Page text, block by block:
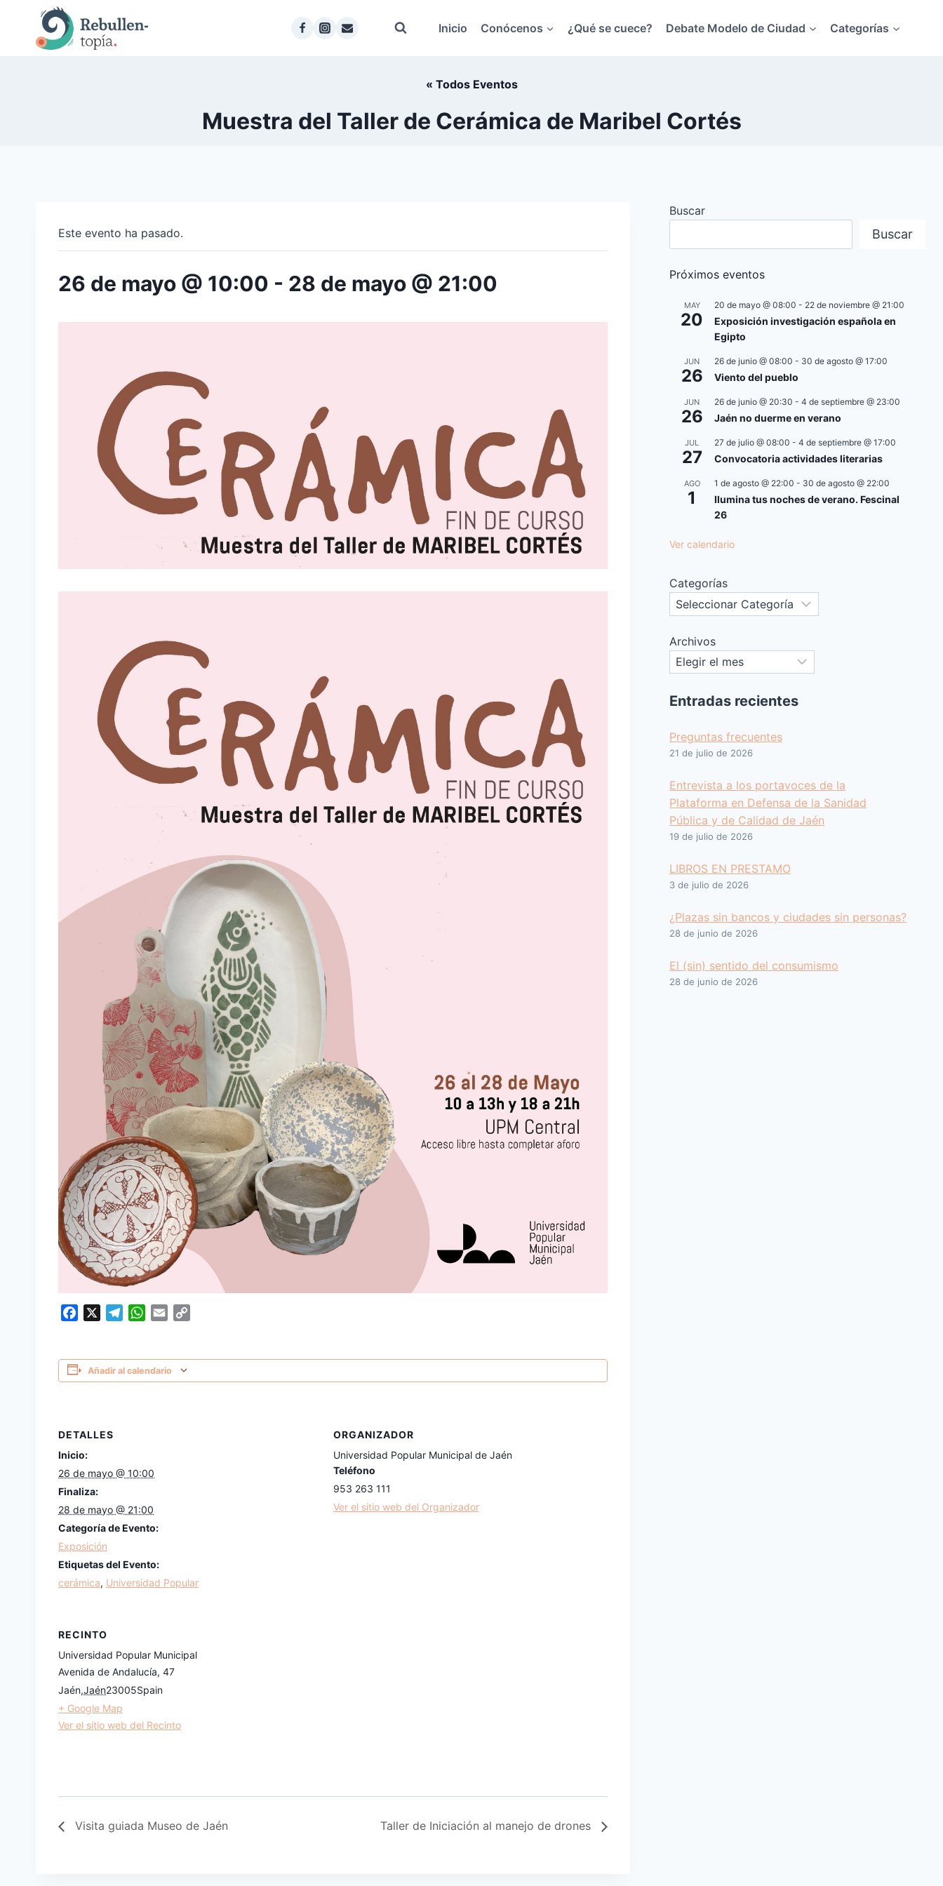
contenido
Inicio Conócenos ¿Qué se cuece? Debate Modelo de Ciudad Categorías
« Todos Eventos
Muestra del Taller de Cerámica de Maribel Cortés
Este evento ha pasado.
26 de mayo @ 10:00 - 28 de mayo @ 21:00
Facebook TelegramWhatsApp
Email
Añadir al calendario
DETALLES
Inicio:
26 de mayo @ 10:00
Finaliza:
28 de mayo @ 21:00
Categoría de Evento:
Exposición
Etiquetas del Evento:
cerámica, Universidad Popular
ORGANIZADOR
Universidad Popular Municipal de Jaén
Teléfono
953 263 111
Ver el sitio web del Organizador
RECINTO
Universidad Popular Municipal
Avenida de Andalucía, 47
Jaén,Jaén23005Spain
+ Google Map
Ver el sitio web del Recinto
Visita guiada Museo de Jaén Taller de Iniciación al manejo de drones
Buscar
Buscar
Próximos eventos
MAY
20
20 de mayo @ 08:00 - 22 de noviembre @ 21:00
Exposición investigación española en
Egipto
JUN
26
26 de junio @ 08:00 - 30 de agosto @ 17:00
Viento del pueblo
JUN
26
26 de junio @ 20:30 -4 de septiembre @ 23:00
Jaén no duerme en verano
JUL
27
27 de julio @ 08:00 -4 de septiembre @ 17:00
Convocatoria actividades literarias
AGO
1
1 de agosto @ 22:00 - 30 de agosto @ 22:00
Ilumina tus noches de verano. Fescinal
26
Ver calendario
Categorías
Archivos
Entradas recientes
Preguntas frecuentes
21 de julio de 2026
Entrevista a los portavoces de la
Plataforma en Defensa de la Sanidad
Pública y de Calidad de Jaén
19 de julio de 2026
LIBROS EN PRESTAMO
3 de julio de 2026
¿Plazas sin bancos y ciudades sin personas?
28 de junio de 2026
El (sin) sentido del consumismo
28 de junio de 2026